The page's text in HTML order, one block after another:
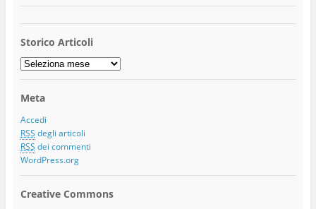
Storico Articoli
Storico
Articoli
Meta
Accedi
RSS degli articoli
RSS dei commenti
WordPress.org
Creative Commons